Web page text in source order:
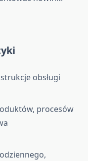
obsługi
procesów